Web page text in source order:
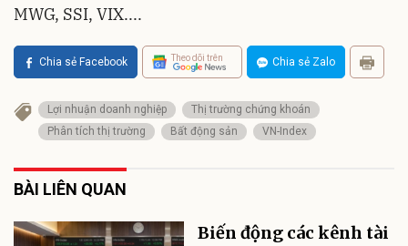
MWG, SSI, VIX....
Chia sẻ Facebook Theo dõi trên Chia sẻ Zalo
Lợi nhuận doanh nghiệp
Thị trường chứng khoán
Phân tích thị trường
Bất động sản VN-Index
BÀI LIÊN QUAN
Biến động các kênh tài